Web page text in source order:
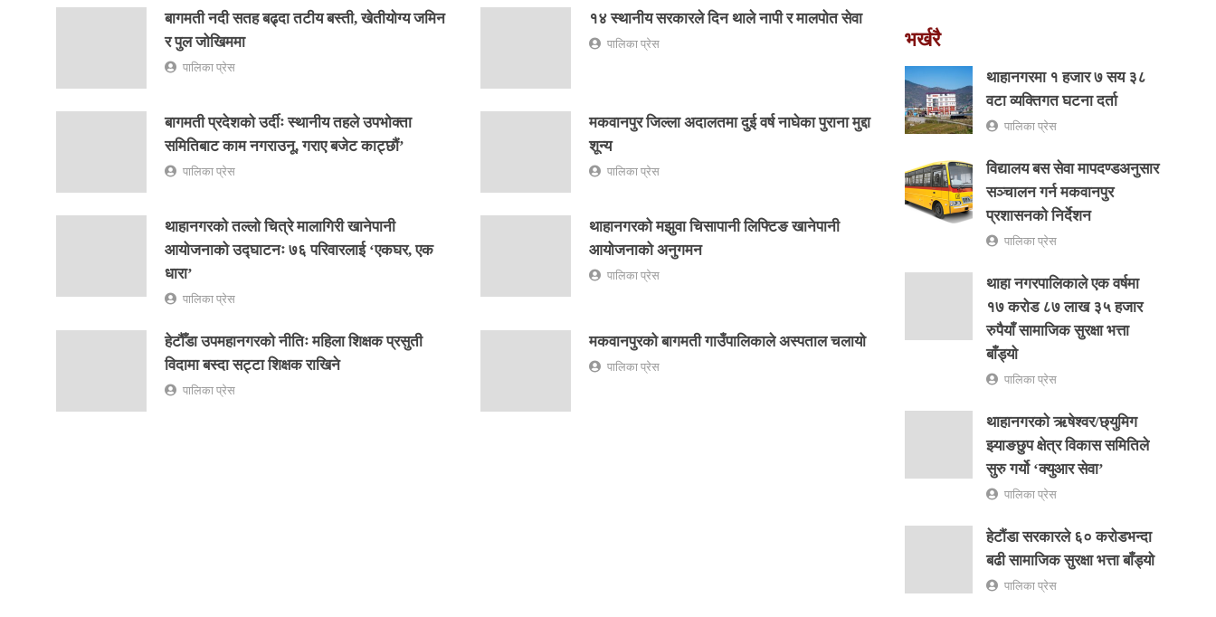
बागमती नदी सतह बढ्दा तटीय बस्ती, खेतीयोग्य जमिन
र पुल जोखिममा
पालिका प्रेस
१४ स्थानीय सरकारले दिन थाले नापी र मालपोत सेवा
पालिका प्रेस
बागमती प्रदेशको उर्दीः स्थानीय तहले उपभोक्ता
समितिबाट काम नगराउनू, गराए बजेट काट्छौं’
पालिका प्रेस
मकवानपुर जिल्ला अदालतमा दुई वर्ष नाघेका पुराना मुद्दा
शून्य
पालिका प्रेस
थाहानगरको तल्लो चित्रे मालागिरी खानेपानी
आयोजनाको उद्घाटनः ७६ परिवारलाई ‘एकघर, एक
धारा’
पालिका प्रेस
थाहानगरको मझुवा चिसापानी लिफ्टिङ खानेपानी
आयोजनाको अनुगमन
पालिका प्रेस
हेटौँडा उपमहानगरको नीतिः महिला शिक्षक प्रसुती
विदामा बस्दा सट्टा शिक्षक राखिने
पालिका प्रेस
मकवानपुरको बागमती गाउँपालिकाले अस्पताल चलायो
पालिका प्रेस
भर्खरै
थाहानगरमा १ हजार ७ सय ३८
वटा व्यक्तिगत घटना दर्ता
पालिका प्रेस
विद्यालय बस सेवा मापदण्डअनुसार
सञ्चालन गर्न मकवानपुर
प्रशासनको निर्देशन
पालिका प्रेस
थाहा नगरपालिकाले एक वर्षमा
१७ करोड ८७ लाख ३५ हजार
रुपैयाँ सामाजिक सुरक्षा भत्ता
बाँड्यो
पालिका प्रेस
थाहानगरकाे ऋषेश्वर/छ्युमिग
झ्याङछुप क्षेत्र विकास समितिले
सुरु गर्यो ‘क्युआर सेवा’
पालिका प्रेस
हेटौंडा सरकारले ६० करोडभन्दा
बढी सामाजिक सुरक्षा भत्ता बाँड्यो
पालिका प्रेस